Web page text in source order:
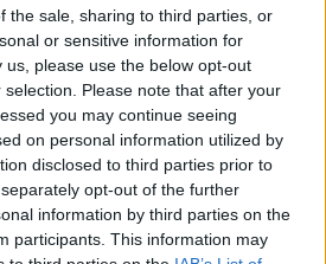
the sale, sharing to third parties, or
or sensitive information for
please use the below opt-out
Please note that after your
you may continue seeing
on personal information utilized by
disclosed to third parties prior to
opt-out of the further
information by third parties on the
participants. This information may
ηλεκτρονικές εξετάσεις
είναι όμηρος. Η κατάληψη του
πάλης του περασμένου
έχει αφήσει πίσω. Δεν είναι
Τα πανεπιστήμια είναι οι
αριστεράς, τα τελευταία της